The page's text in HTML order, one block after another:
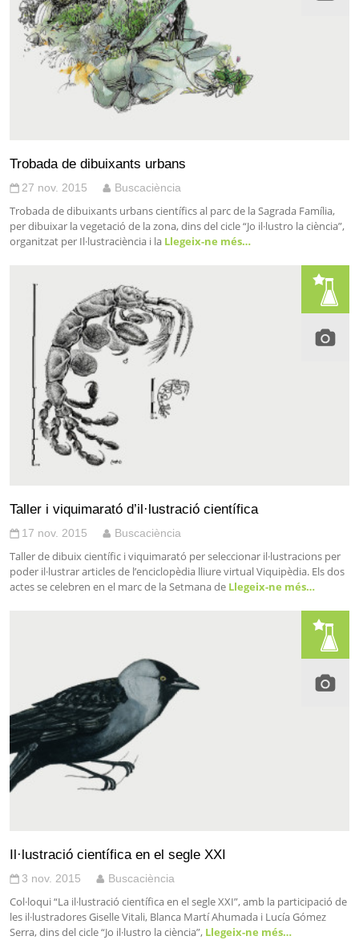
Trobada de dibuixants urbans
27 nov. 2015 Buscaciència
Trobada de dibuixants urbans científics al parc de la Sagrada Família,
per dibuixar la vegetació de la zona, dins del cicle “Jo il·lustro la ciència”,
organitzat per Il·lustraciència i la Llegeix-ne més…
Taller i viquimarató d’il·lustració científica
17 nov. 2015 Buscaciència
Taller de dibuix científic i viquimarató per seleccionar il·lustracions per
poder il·lustrar articles de l’enciclopèdia lliure virtual Viquipèdia. Els dos
actes se celebren en el marc de la Setmana de Llegeix-ne més…
Il·lustració científica en el segle XXI
3 nov. 2015 Buscaciència
Col·loqui “La il·lustració científica en el segle XXI”, amb la participació de
les il·lustradores Giselle Vitali, Blanca Martí Ahumada i Lucía Gómez
Serra, dins del cicle “Jo il·lustro la ciència”, Llegeix-ne més…